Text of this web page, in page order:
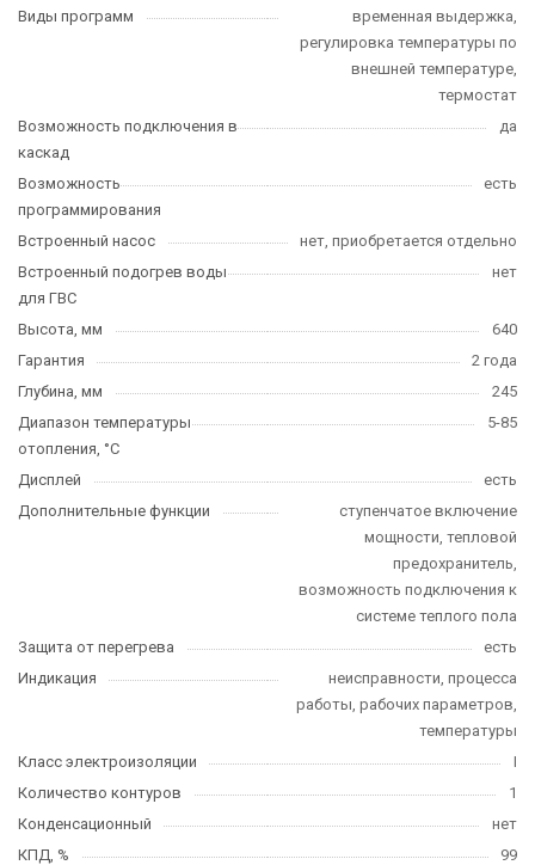
Виды программ
временная выдержка,
регулировка температуры по
внешней температуре,
термостат
Возможность подключения в
каскад
да
Возможность
программирования
есть
Встроенный насос
нет, приобретается отдельно
Встроенный подогрев воды
для ГВС
нет
Высота, мм
640
Гарантия
2 года
Глубина, мм
245
Диапазон температуры
отопления, °C
5-85
Дисплей
есть
Дополнительные функции
ступенчатое включение
мощности, тепловой
предохранитель,
возможность подключения к
системе теплого пола
Защита от перегрева
есть
Индикация
неисправности, процесса
работы, рабочих параметров,
температуры
Класс электроизоляции
I
Количество контуров
1
Конденсационный
нет
КПД, %
99